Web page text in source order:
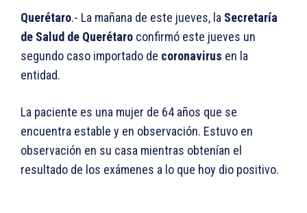
Querétaro.- La mañana de este jueves, la Secretaría
de Salud de Querétaro confirmó este jueves un
segundo caso importado de coronavirus en la
entidad.
La paciente es una mujer de 64 años que se
encuentra estable y en observación. Estuvo en
observación en su casa mientras obtenían el
resultado de los exámenes a lo que hoy dio positivo.